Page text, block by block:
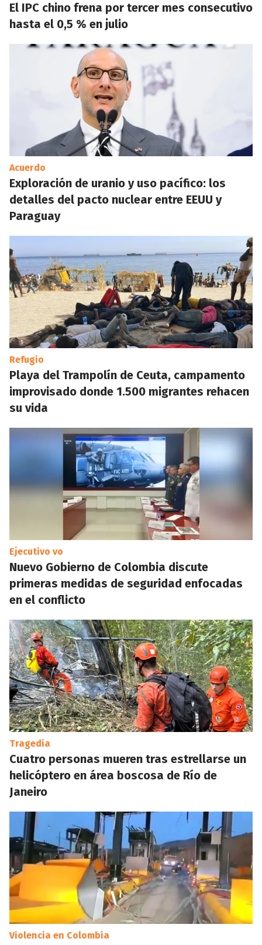
El IPC chino frena por tercer mes consecutivo
hasta el 0,5 % en julio
Acuerdo
Exploración de uranio y uso pacífico: los
detalles del pacto nuclear entre EEUU y
Paraguay
Refugio
Playa del Trampolín de Ceuta, campamento
improvisado donde 1.500 migrantes rehacen
su vida
Ejecutivo vo
Nuevo Gobierno de Colombia discute
primeras medidas de seguridad enfocadas
en el conflicto
Tragedia
Cuatro personas mueren tras estrellarse un
helicóptero en área boscosa de Río de
Janeiro
Violencia en Colombia